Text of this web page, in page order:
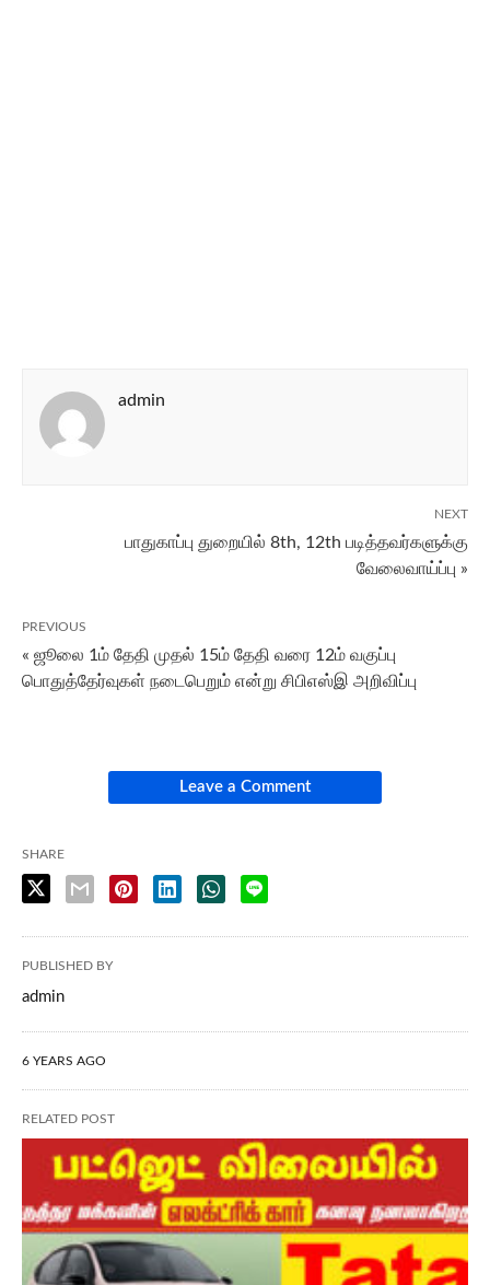
admin
NEXT
பாதுகாப்பு துறையில் 8th, 12th படித்தவர்களுக்கு
வேலைவாய்ப்பு »
PREVIOUS
« ஜூலை 1ம் தேதி முதல் 15ம் தேதி வரை 12ம் வகுப்பு
பொதுத்தேர்வுகள் நடைபெறும் என்று சிபிஎஸ்இ அறிவிப்பு
Leave a Comment
SHARE
PUBLISHED BY
admin
6 YEARS AGO
RELATED POST